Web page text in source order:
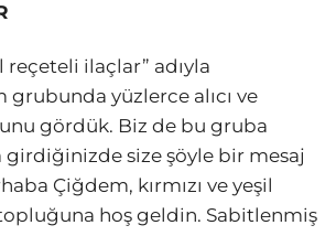
reçeteli ilaçlar” adıyla
grubunda yüzlerce alıcı ve
gördük. Biz de bu gruba
size şöyle bir mesaj
Çiğdem, kırmızı ve yeşil
hoş geldin. Sabitlenmiş